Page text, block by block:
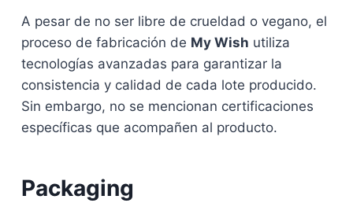
A pesar de no ser libre de crueldad o vegano, el
proceso de fabricación de My Wish utiliza
tecnologías avanzadas para garantizar la
consistencia y calidad de cada lote producido.
Sin embargo, no se mencionan certificaciones
específicas que acompañen al producto.
Packaging